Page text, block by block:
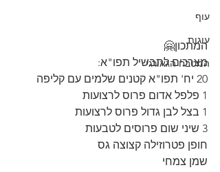
עוף
עוגות
המטבח הגאורגי
המתכון🤗
מצרכים לתבשיל תפו"א:
20 יח' תפו"א קטנים שלמים עם קליפה
1 פלפל אדום פרוס לרצועות
1 בצל לבן גדול פרוס לרצועות
3 שיני שום פרוסים לטבעות
חופן פטרוזילה קצוצה גס
שמן צמחי